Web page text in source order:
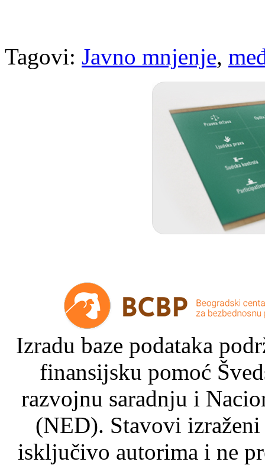
Tagovi: Javno mnjenje,
Izradu baze podataka
finansijsku pomoć
razvojnu saradnju i
(NED). Stavovi
isključivo autorima i ne